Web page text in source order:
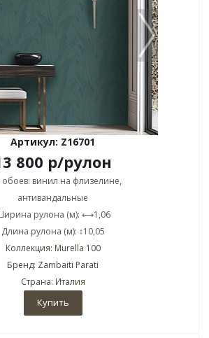
Артикул: Z16701
800 р/рулон
обоев: винил на флизелине,
антивандальные
рулона (м): ⟷1,06
Длина рулона (м): ↕10,05
Коллекция: Murella 100
Бренд: Zambaiti Parati
Страна: Италия
Купить